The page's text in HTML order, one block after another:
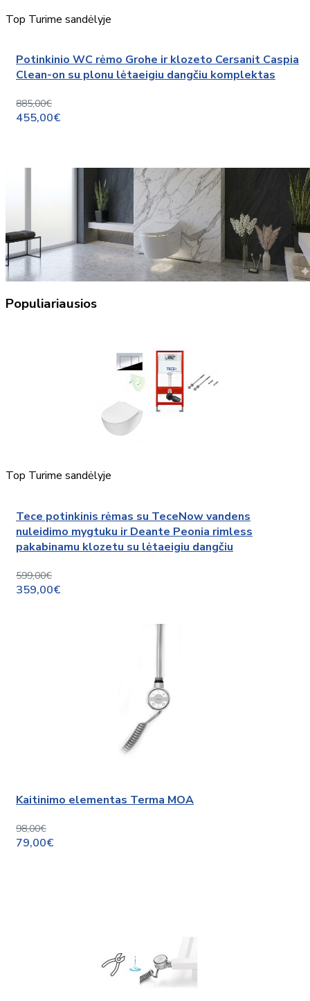
Top Turime sandėlyje
Potinkinio WC rėmo Grohe ir klozeto Cersanit Caspia
Clean-on su plonu lėtaeigiu dangčiu komplektas
885,00€
455,00€
Populiariausios
Top Turime sandėlyje
Tece potinkinis rėmas su TeceNow vandens
nuleidimo mygtuku ir Deante Peonia rimless
pakabinamu klozetu su lėtaeigiu dangčiu
599,00€
359,00€
Kaitinimo elementas Terma MOA
98,00€
79,00€